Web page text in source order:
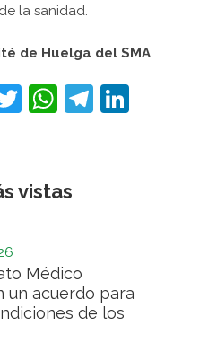
la sanidad.
de Huelga del SMA
Twitter
WhatsApp
vistas
Médico
un acuerdo para
de los